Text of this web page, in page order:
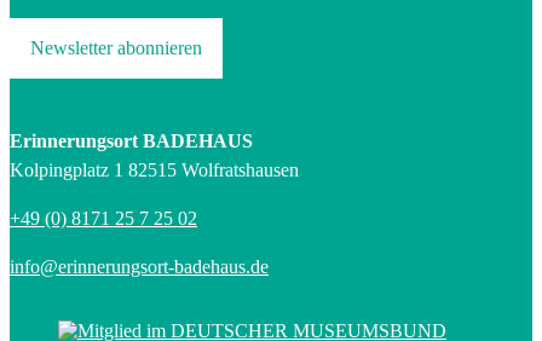
Newsletter abonnieren
Erinnerungsort BADEHAUS
Kolpingplatz 1 82515 Wolfratshausen
+49 (0) 8171 25 7 25 02
info@erinnerungsort-badehaus.de